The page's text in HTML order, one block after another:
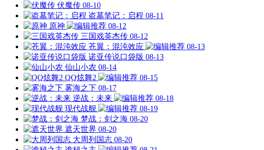
伏魔传 08-10
盗墓笔记：启程 08-11
原神
08-12
三国戏英杰传 08-12
苍翼：混沌效应
08-13
诺亚传说口袋版 08-13
仙山小农 08-14
QQ炫舞2
08-15
雾海之下 08-17
逆战：未来
08-18
现代战舰
08-19
梦战：剑之海 08-20
遮天世界 08-20
大周列国志 08-20